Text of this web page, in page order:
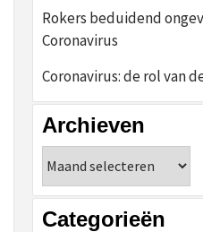
Rokers beduidend
Coronavirus
Coronavirus: de rol van
Archieven
Categorieën